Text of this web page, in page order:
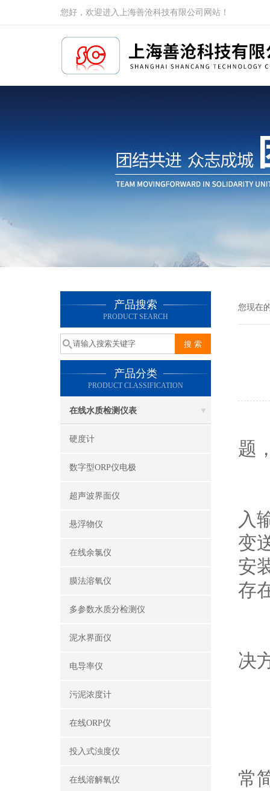
您好，欢迎进入上海善沧科技有限公司网站！
产品搜索
PRODUCT SEARCH
产品分类
PRODUCT CLASSIFICATION
在线水质检测仪表
硬度计
数字型ORP仪电极
超声波界面仪
悬浮物仪
在线余氯仪
膜法溶氧仪
多参数水质分检测仪
泥水界面仪
电导率仪
污泥浓度计
在线ORP仪
投入式浊度仪
在线溶解氧仪
您现在
题
入
变
安
存
决
常